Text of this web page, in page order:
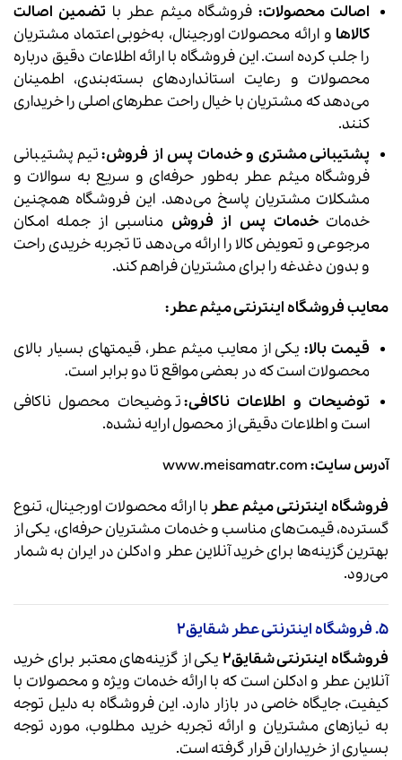
اصالت محصولات: فروشگاه میثم عطر با تضمین اصالت
کالاها و ارائه محصولات اورجینال، به‌خوبی اعتماد مشتریان
را جلب کرده است. این فروشگاه با ارائه اطلاعات دقیق درباره
محصولات و رعایت استانداردهای بسته‌بندی، اطمینان
می‌دهد که مشتریان با خیال راحت عطرهای اصلی را خریداری
کنند.
پشتیبانی مشتری و خدمات پس از فروش:تیم پشتیبانی
فروشگاه میثم عطر به‌طور حرفه‌ای و سریع به سوالات و
مشکلات مشتریان پاسخ می‌دهد. این فروشگاه همچنین
خدماتخدمات پس از فروش مناسبی از جمله امکان
مرجوعی و تعویض کالا را ارائه می‌دهد تا تجربه خریدی راحت
و بدون دغدغه را برای مشتریان فراهم کند.
معایب فروشگاه اینترنتی میثم عطر:
قیمت بالا:یکی از معایب میثم عطر، قیمتهای بسیار بالای
محصولات است که در بعضی مواقع تا دو برابر است.
توضیحات و اطلاعات ناکافی:توضیحات محصول ناکافی
است و اطلاعات دقیقی از محصول ارایه نشده.
آدرس سایت:
فروشگاه اینترنتی میثم عطر با ارائه محصولات اورجینال، تنوع
گسترده، قیمت‌های مناسب و خدمات مشتریان حرفه‌ای، یکی از
بهترین گزینه‌ها برای خرید آنلاین عطر و ادکلن در ایران به شمار
می‌رود.
5. فروشگاه اینترنتی عطر شقایق۲
فروشگاه اینترنتی شقایق۲
یکی از گزینه‌های معتبر برای خرید
آنلاین عطر و ادکلن است که با ارائه خدمات ویژه و محصولات با
کیفیت، جایگاه خاصی در بازار دارد. این فروشگاه به دلیل توجه
به نیازهای مشتریان و ارائه تجربه خرید مطلوب، مورد توجه
بسیاری از خریداران قرار گرفته است.